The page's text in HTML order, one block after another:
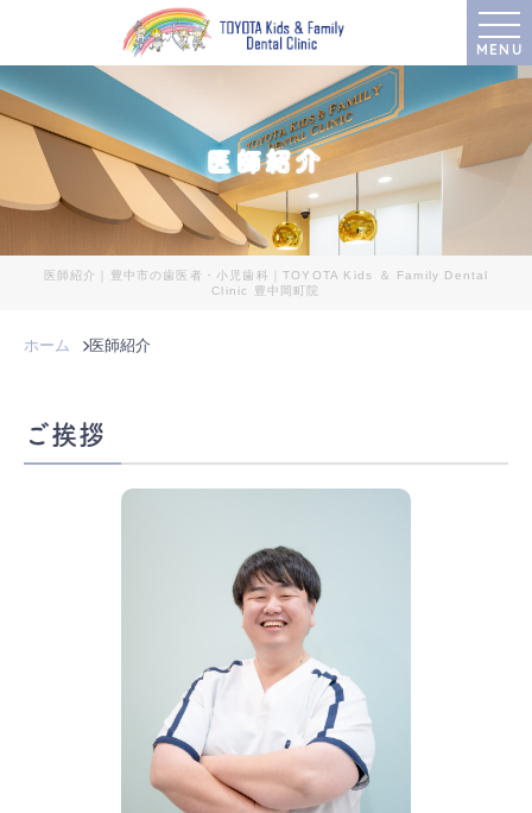
MENU
医師紹介
医師紹介｜豊中市の歯医者・小児歯科｜TOYOTA Kids ＆ Family Dental
Clinic 豊中岡町院
ホーム 医師紹介
ご挨拶